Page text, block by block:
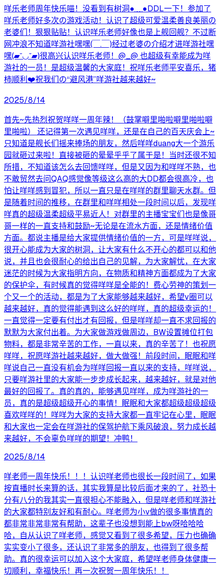
咩乐老师周年快乐喵！没看到有树洞●﹏●DDL一下！参加了
咩乐老师好多次の游戏活动！认识了超级可爱温柔善良美丽の
老婆们！狠狠贴贴！认识咩乐老师好像也是上舰回舰？不过断
网冲浪不知道咩游社嘿嘿(￣.￣)经过老婆の介绍才进咩游社嘿
嘿(▰˘◡˘▰)很高兴认识咩乐老师！@_@ 也超级有幸能成为咩
游社的一员！是超级温馨的大家庭！祝咩乐老师平安喜乐，猪
柿顺利❤️祝我们の“避风港”咩游社越来越好~
2025/8/14
首先~先热烈祝贺咩咩一周年辣！（鼓掌噼里啪啦噼里啪啦噼
里啪啦） 还记得第一次遇见咩咩，还是在自己的百天庆会上~
只知道是舰长们摇来捧场的朋友，然后咩咩duang大一个游乐
园就砸过来啦！直接被砸的晕晕乎乎了属于是！当时还很不知
所措，不知道该怎么去回馈咩咩，但是又因为和咩咩不熟，也
不敢贸然去问QAQ感觉像等级这么高的大DD都会很高冷，也
怕让咩咩感到冒犯，所以一直只是在咩咩的群里聊天水群。但
是随着时间的推移，在群里和咩咩相处一段时间以后，发现咩
咩真的超级温柔超级平易近人！对群里的主播宝宝们也是像哥
哥一样的一直支持和鼓励~无论是在流水方面，还是情绪价值
方面。都说主播是给大家提供情绪价值的一方，可是咩咩说，
很开心能成为大家的树洞，让大家有什么不开心的都可以和他
说，并且也会很耐心的给出自己的见解，为大家解忧，在大家
迷茫的时候为大家指明方向，在物质和精神方面都成为了大家
的保护伞，有时候真的觉得咩咩是全能的！费心劳神的策划一
个又一个的活动，都是为了大家能够越来越好，希望v圈可以
越来越好，真的觉得能遇到这么好的咩咩，真的超级幸运的！
一直觉得一定要有付出才有回报，但是咩咩却一直不求回报的
默默为大家付出着。为大家做游戏做周边，BW设置摊位打包
物料，都是非常辛苦的工作，一直以来，真的辛苦了！也祝愿
咩咩，祝愿咩游社越来越好，做大做强！前段时间，眠眠和咩
咩说自己一直没有机会为咩咩回报一直以来的支持，咩咩说，
只要咩游社里的大家能一步步成长起来，越来越好，就是对他
最好的回报了。真的真的，能够遇见咩咩，成为咩游社的一
员，真的是超级超级开心的事情！眠眠和大家都超级超级超级
喜欢咩咩的！咩咩为大家的支持大家都一直牢记在心里，眠眠
和大家也一定会在咩游社的保驾护航下乘风破浪，努力成长越
来越好，不会辜负咩咩的期望！冲鸭！
2025/8/14
咩老师一周年快乐！！！认识咩老师也很长一段时间了，如果
按直播时长来算的话，其实我算是比较后面才来的了，社恐十
分有八分的我其实一直很担心不能融入，但是咩老师和咩游社
的大家都特别友好和有耐心。咩老师为小v做的很多事情真的
都非常非常非常有帮助，这辈子也没想到能上bw呀哈哈哈
哈，自从认识了咩老师，感觉又看到了很多希望，压力也确确
实实变小了很多，还认识了非常多的朋友，也得到了很多帮
助。真的很幸运可以加入这个大家庭，希望咩老师身体健康一
切顺利，幸福快乐！再一次祝贺一周年快乐！！